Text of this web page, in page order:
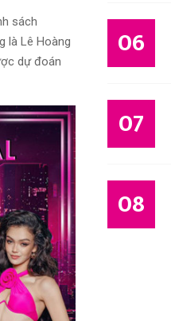
sách
là Lê Hoàng
dự đoán
06
07
08